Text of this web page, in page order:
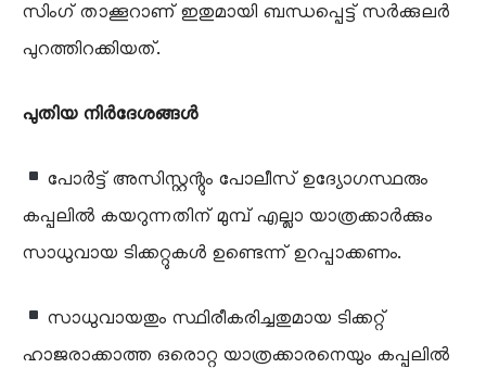
സിംഗ് താക്കൂറാണ് ഇതുമായി ബന്ധപ്പെട്ട് സർക്കുലർ
പുറത്തിറക്കിയത്.
പുതിയ നിർദേശങ്ങൾ
പോർട്ട് അസിസ്റ്റന്റും പോലീസ് ഉദ്യോഗസ്ഥരും
കപ്പലിൽ കയറുന്നതിന് മുമ്പ് എല്ലാ യാത്രക്കാർക്കും
സാധുവായ ടിക്കറ്റുകൾ ഉണ്ടെന്ന് ഉറപ്പാക്കണം.
സാധുവായതും സ്ഥിരീകരിച്ചതുമായ ടിക്കറ്റ്
ഹാജരാക്കാത്ത ഒരൊറ്റ യാത്രക്കാരനെയും കപ്പലിൽ